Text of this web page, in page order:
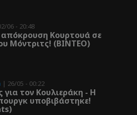
06 - 20:48
Κουρτουά σε
Μόντριτς! (ΒΙΝΤΕΟ)
| 26/05 - 00:22
για τον Κουλιεράκη - Η
υποβιβάστηκε!